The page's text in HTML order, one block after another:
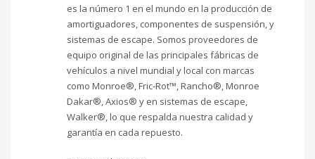
es la número 1 en el mundo en la producción de
amortiguadores, componentes de suspensión, y
sistemas de escape. Somos proveedores de
equipo original de las principales fábricas de
vehículos a nivel mundial y local con marcas
como Monroe®, Fric-Rot™, Rancho®, Monroe
Dakar®, Axios® y en sistemas de escape,
Walker®, lo que respalda nuestra calidad y
garantía en cada repuesto.